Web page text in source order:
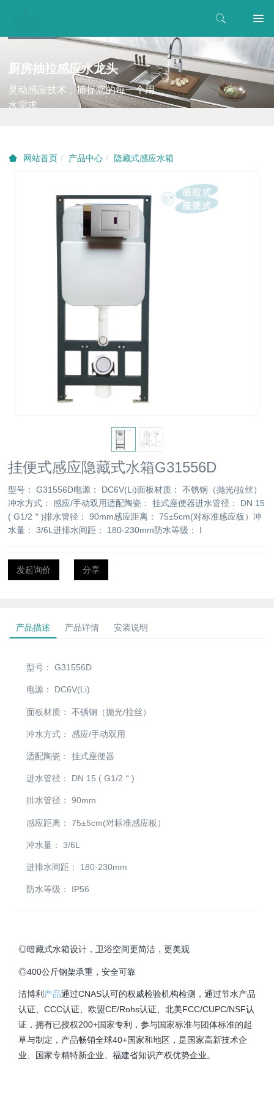
厨房抽拉感应水龙头
灵动感应技术，捕捉您的每一个用
水需求
网站首页 产品中心 隐藏式感应水箱
挂便式感应隐藏式水箱G31556D
型号： G31556D电源： DC6V(Li)面板材质： 不锈钢（抛光/拉丝）
冲水方式： 感应/手动双用适配陶瓷： 挂式座便器进水管径： DN 15
( G1/2＂)排水管径： 90mm感应距离： 75±5cm(对标准感应板）冲
水量： 3/6L进排水间距： 180-230mm防水等级： I
发起询价 分享
产品描述 产品详情 安装说明
型号： G31556D
电源： DC6V(Li)
面板材质： 不锈钢（抛光/拉丝）
冲水方式： 感应/手动双用
适配陶瓷： 挂式座便器
进水管径： DN 15 ( G1/2＂)
排水管径： 90mm
感应距离： 75±5cm(对标准感应板）
冲水量： 3/6L
进排水间距： 180-230mm
防水等级： IP56
◎暗藏式水箱设计，卫浴空间更简洁，更美观
◎400公斤钢架承重，安全可靠
洁博利 产品通过CNAS认可的权威检验机构检测，通过节水产品
认证、CCC认证、欧盟CE/Rohs认证、北美FCC/CUPC/NSF认
证，拥有已授权200+国家专利，参与国家标准与团体标准的起
草与制定，产品畅销全球40+国家和地区，是国家高新技术企
业、国家专精特新企业、福建省知识产权优势企业。